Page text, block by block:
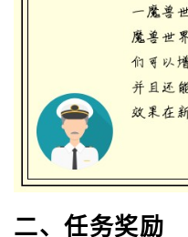
二、任务奖励